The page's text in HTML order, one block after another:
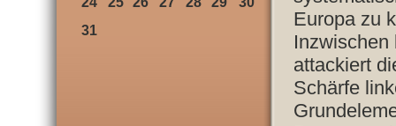
Europa zu
Inzwischen
attackiert
Schärfe
31